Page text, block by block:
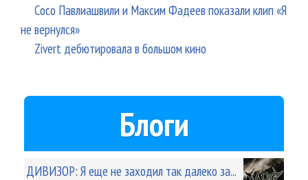
Сосо Павлиашвили и Максим Фадеев показали клип «Я
не вернулся»
Zivert дебютировала в большом кино
Блоги
ДИВИЗОР: Я еще не заходил так далеко за...